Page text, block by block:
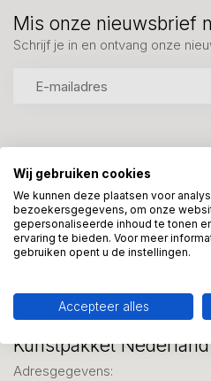
We helpen graag met uw keuze
ons 7 dagen per week: 06-
Mis onze nieuwsbrief
Schrijf je in en ontvang onze
Kunstpakket Nederland
Adresgegevens:
Wij gebruiken cookies
We kunnen deze plaatsen voor
bezoekersgegevens, om onze
gepersonaliseerde inhoud te tonen
ervaring te bieden. Voor meer
gebruiken opent u de instellingen.
Accepteer alles